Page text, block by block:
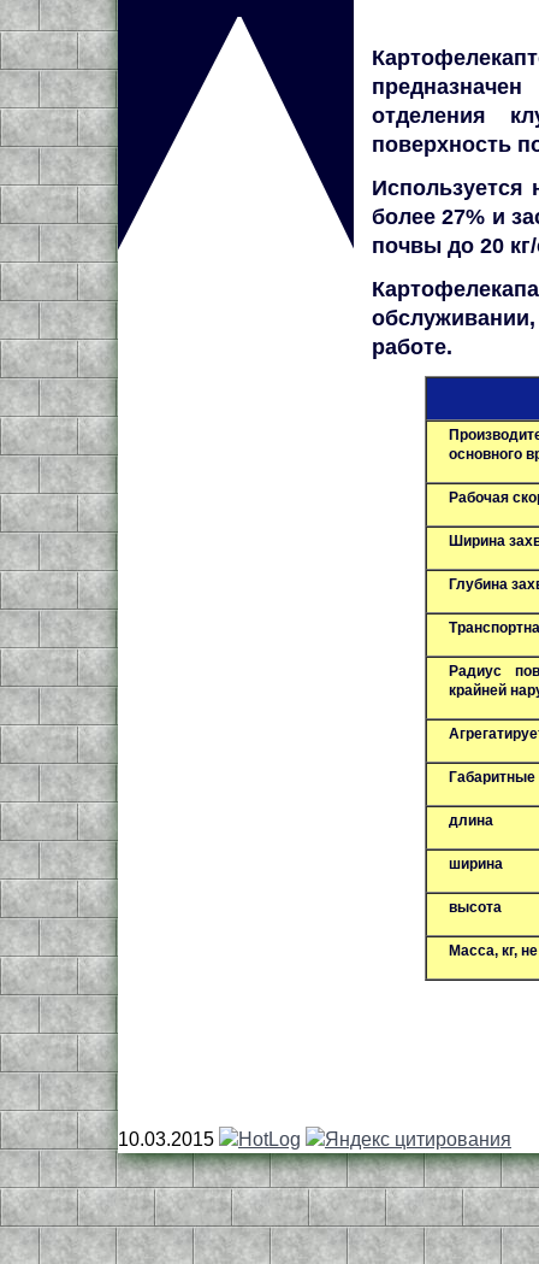
отделения
поверхность
Используется
более 27% и
почвы до 20
работе.
основного
Рабочая
Ширина
Глубина
Радиус
крайней
длина
ширина
высота
Масса, кг,
10.03.2015